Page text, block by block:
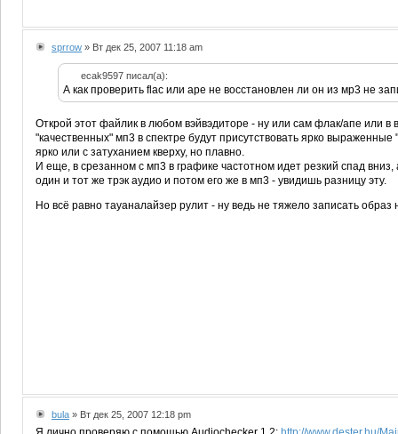
sprrow » Вт дек 25, 2007 11:18 am
ecak9597 писал(а):
А как проверить flac или ape не восстановлен ли он из мр3 не
Открой этот файлик в любом вэйвэдиторе - ну или сам флак/апе или в
"качественных" мп3 в спектре будут присутствовать ярко
ярко или с затуханием кверху, но плавно.
И еще, в срезанном с мп3 в графике частотном идет резкий спад
один и тот же трэк аудио и потом его же в мп3 - увидишь разницу эту.
Но всё равно тауаналайзер рулит - ну ведь не тяжело записать образ
bula » Вт дек 25, 2007 12:18 pm